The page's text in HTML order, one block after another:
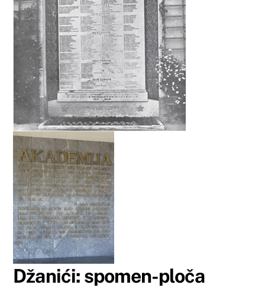
Džanići: spomen-ploča